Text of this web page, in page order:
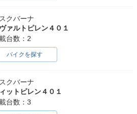
クバーナ
ァルトピレン４０１
台数：2
バイクを探す
クバーナ
ットピレン４０１
台数：3